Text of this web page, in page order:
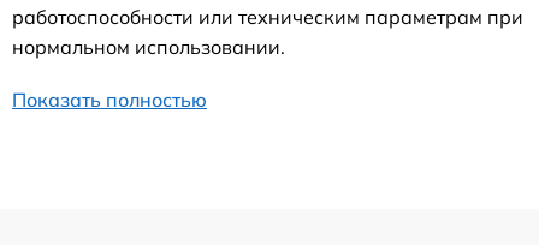
работоспособности или техническим параметрам при
нормальном использовании.
Показать полностью